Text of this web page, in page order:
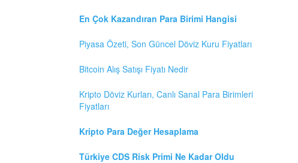
En Çok Kazandıran Para Birimi Hangisi
Piyasa Özeti, Son Güncel Döviz Kuru Fiyatları
Bitcoin Alış Satışı Fiyatı Nedir
Kripto Döviz Kurları, Canlı Sanal Para Birimleri
Fiyatları
Kripto Para Değer Hesaplama
Türkiye CDS Risk Primi Ne Kadar Oldu